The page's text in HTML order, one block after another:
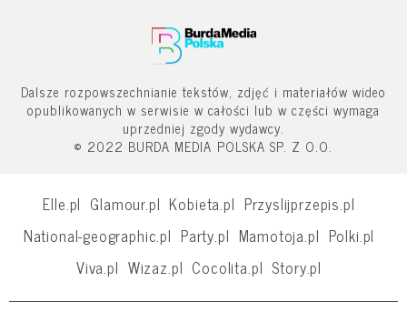
Dalsze rozpowszechnianie tekstów, zdjęć i materiałów wideo
opublikowanych w serwisie w całości lub w części wymaga
uprzedniej zgody wydawcy.
© 2022 BURDA MEDIA POLSKA SP. Z O.O.
Elle.pl Glamour.pl Kobieta.pl Przyslijprzepis.pl
National-geographic.pl Party.pl Mamotoja.pl Polki.pl
Viva.pl Wizaz.pl Cocolita.pl Story.pl